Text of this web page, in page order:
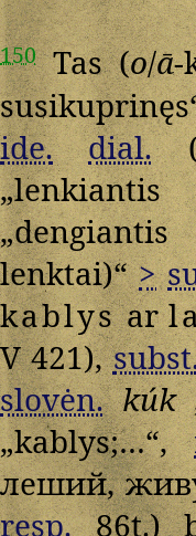
150Tas (o/ā-
ide.
dial.
„lenkiantis
lenktai)“>
kablysar
V 421),
slovėn. kúk
„kablys;…“,
леший,
resp.86t.)